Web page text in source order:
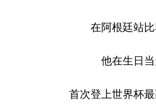
在阿根廷站比
他在生日
首次登上世界杯